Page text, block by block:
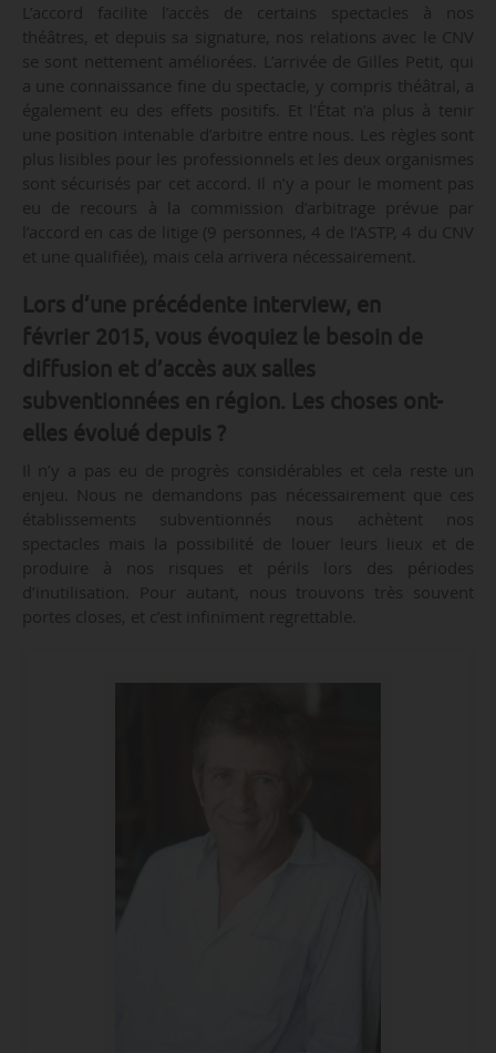
L’accord facilite l’accès de certains spectacles à nos
théâtres, et depuis sa signature, nos relations avec le CNV
se sont nettement améliorées. L’arrivée de Gilles Petit, qui
a une connaissance fine du spectacle, y compris théâtral, a
également eu des effets positifs. Et l’État n’a plus à tenir
une position intenable d’arbitre entre nous. Les règles sont
plus lisibles pour les professionnels et les deux organismes
sont sécurisés par cet accord. Il n’y a pour le moment pas
eu de recours à la commission d’arbitrage prévue par
l’accord en cas de litige (9 personnes, 4 de l’ASTP, 4 du CNV
et une qualifiée), mais cela arrivera nécessairement.
Lors d’une précédente interview, en
février 2015, vous évoquiez le besoin de
diffusion et d’accès aux salles
subventionnées en région. Les choses ont-
elles évolué depuis ?
Il n’y a pas eu de progrès considérables et cela reste un
enjeu. Nous ne demandons pas nécessairement que ces
établissements subventionnés nous achètent nos
spectacles mais la possibilité de louer leurs lieux et de
produire à nos risques et périls lors des périodes
d’inutilisation. Pour autant, nous trouvons très souvent
portes closes, et c’est infiniment regrettable.